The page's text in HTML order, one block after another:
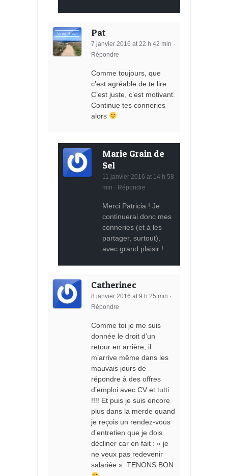
Pat
7 janvier 2016 at 22 h 42 min ·
Répondre
Comme toujours, que
c’est agréable de te lire.
C’est juste, c’est motivant.
Continue tes conneries
alors
Marie Grain de
Sel
11 janvier 2016 at 14 h 58
min · Répondre
Merci Patricia ! Je
continuerai donc mes
conneries (et à les
partager, surtout),
avec grand plaisir !
Catherinec
8 janvier 2016 at 9 h 25 min ·
Répondre
Comme toi je me suis
donnée le droit d’un
retour en arrière, il
m’arrive même dans les
mauvais jours de
répondre à des offres
d’emploi avec CV et tutti
!!!! Et puis je suis encore
plus dans la merde quand
je reçois un rendez-vous
d’entretien que je dois
décliner car en fait : « je
ne veux pas redevenir
salariée ». TENONS BON